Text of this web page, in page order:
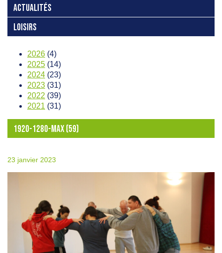
ACTUALITÉS
LOISIRS
2026 (4)
2025 (14)
2024 (23)
2023 (31)
2022 (39)
2021 (31)
1920-1280-MAX (59)
23 janvier 2023